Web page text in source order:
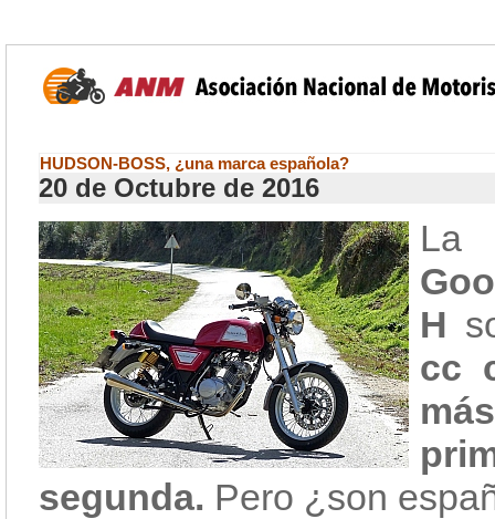
HUDSON-BOSS, ¿una marca española?
20 de Octubre de 2016
H
cc
segunda. Pero ¿son